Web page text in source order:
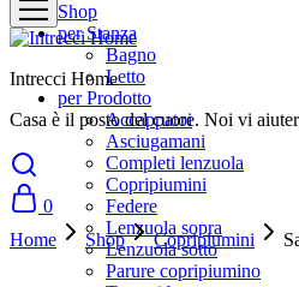
Shop
per Stanza
Bagno
Letto
per Prodotto
Accappatoi
Asciugamani
Completi lenzuola
Copripiumini
Federe
Lenzuola sopra
Lenzuola sotto
Parure copripiumino
Intrecci Home
Casa è il posto del cuore. Noi vi
0
Home
Shop Copripiumini